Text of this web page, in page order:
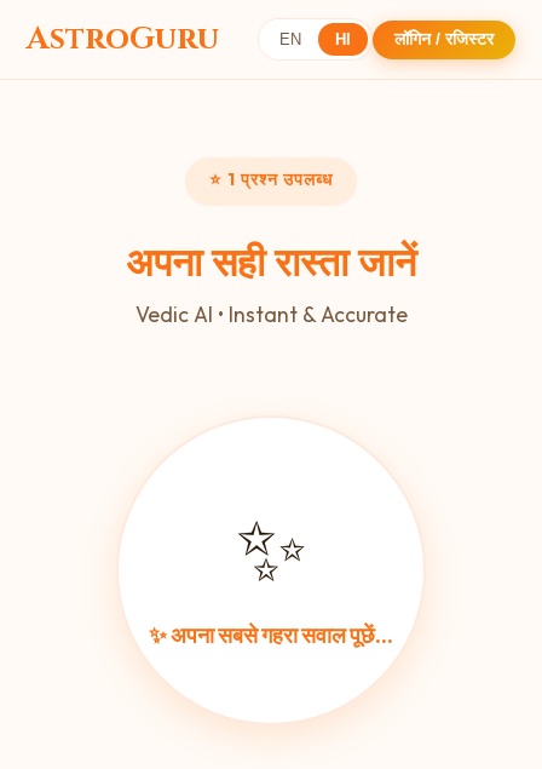
AstroGuru EN HI लॉगिन / रजिस्टर
⭐ 1 प्रश्न उपलब्ध
अपना सही रास्ता जानें
Vedic AI • Instant & Accurate
✨
✨ अपना सबसे गहरा सवाल पूछें...
AstroGuru AI